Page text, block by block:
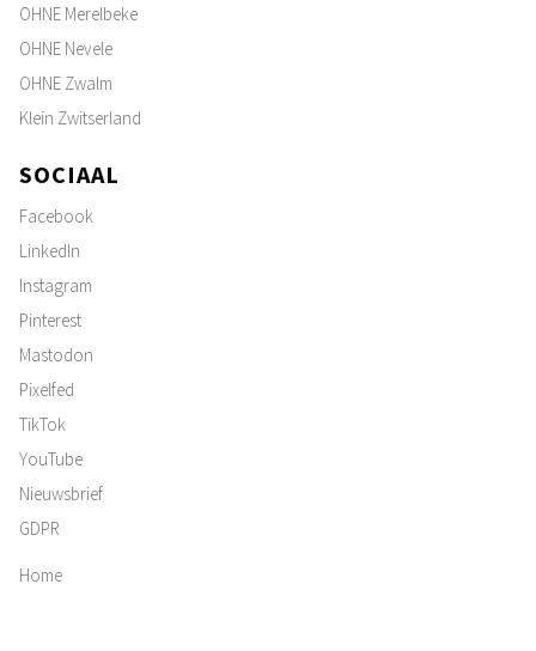
OHNE Merelbeke
OHNE Nevele
OHNE Zwalm
Klein Zwitserland
SOCIAAL
Facebook
LinkedIn
Instagram
Pinterest
Mastodon
Pixelfed
TikTok
YouTube
Nieuwsbrief
GDPR
Home